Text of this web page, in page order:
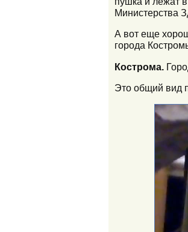
Министерства
А вот еще
города
Кострома.
Это общий вид